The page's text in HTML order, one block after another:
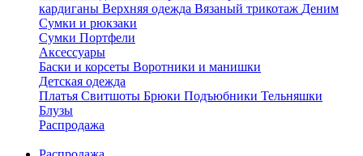
кардиганы Верхняя одежда Вязаный трикотаж Деним
Сумки и рюкзаки
Сумки Портфели
Аксессуары
Баски и корсеты Воротники и манишки
Детская одежда
Платья Свитшоты Брюки Подъюбники Тельняшки
Блузы
Распродажа